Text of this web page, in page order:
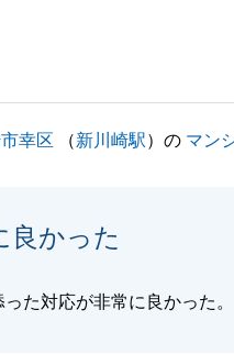
しており
幸区 （新川崎駅）の マン
良かった
た対応が非常に良かった。